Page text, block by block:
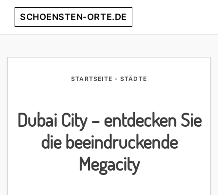
Skip
Skip
Skip
Skip
SCHOENSTEN-ORTE.DE
STARTSEITE » STÄDTE
Dubai City – entdecken Sie
die beeindruckende
Megacity